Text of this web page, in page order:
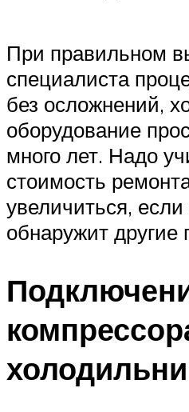
При правильном
специалиста
без осложнений,
оборудование
много лет. Надо
стоимость
увеличиться,
обнаружит